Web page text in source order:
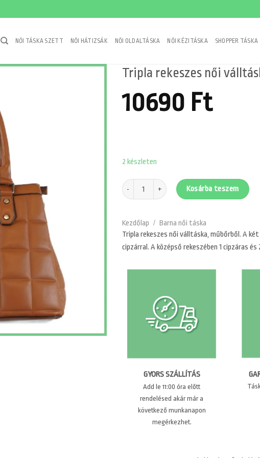
NŐI TÁSKA SZETT NŐI HÁTIZSÁK NŐI OLDALTÁSKA NŐI KÉZITÁSKA SHOPPER TÁSKA
Tripla rekeszes női
10690 Ft
2 készleten
Tripla rekeszes női válltáska, műbőr, barna
Kosárba teszem
Kezdőlap / Barna női táska
Tripla rekeszes női válltáska, műbőrből. A
cipzárral. A középső rekeszében 1 cipzáras
GYORS SZÁLLÍTÁS
Add le 11:00 óra előtt
rendelésed akár már a
következő munkanapon
megérkezhet.